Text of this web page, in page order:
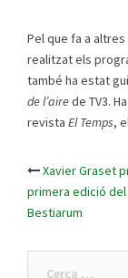
Pel que fa a
realitzat els
també ha estat
de l’airede TV3.
revista El Temps,
Post
Xavier Graset
primera edició
Bestiarum